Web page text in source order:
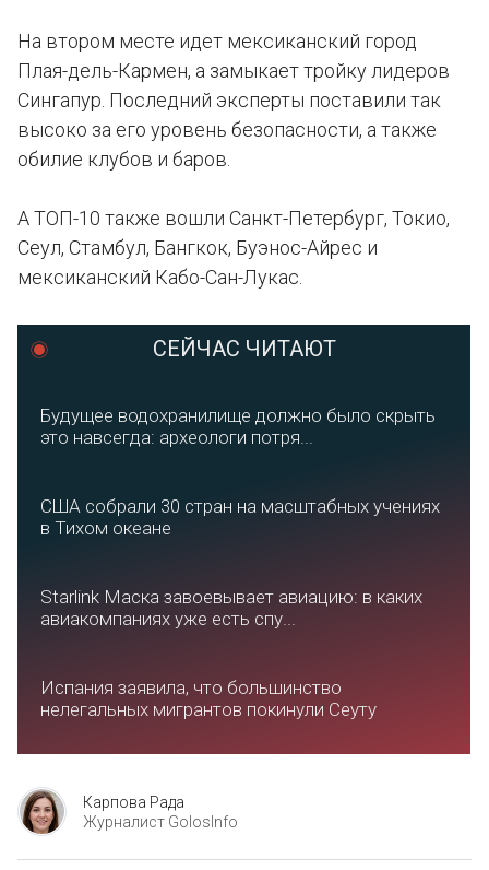
На втором месте идет мексиканский город
Плая-дель-Кармен, а замыкает тройку лидеров
Сингапур. Последний эксперты поставили так
высоко за его уровень безопасности, а также
обилие клубов и баров.
А ТОП-10 также вошли Санкт-Петербург, Токио,
Сеул, Стамбул, Бангкок, Буэнос-Айрес и
мексиканский Кабо-Сан-Лукас.
СЕЙЧАС ЧИТАЮТ
Будущее водохранилище должно было скрыть
это навсегда: археологи потря...
США собрали 30 стран на масштабных учениях
в Тихом океане
Starlink Маска завоевывает авиацию: в каких
авиакомпаниях уже есть спу...
Испания заявила, что большинство
нелегальных мигрантов покинули Сеуту
Карпова Рада
Журналист GolosInfo